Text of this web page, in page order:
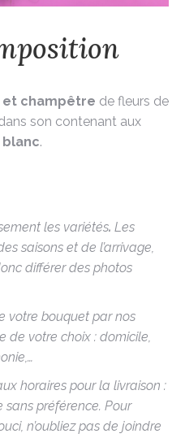
et champêtre de fleurs de
son contenant aux
.
les variétés. Les
saisons et de l’arrivage,
différer des photos
votre bouquet par nos
de votre choix : domicile,
horaires pour la livraison :
préférence. Pour
n’oubliez pas de joindre